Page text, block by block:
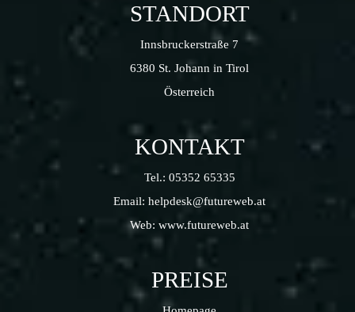
STANDORT
Innsbruckerstraße 7
6380 St. Johann in Tirol
Österreich
KONTAKT
Tel.: 05352 65335
Email: helpdesk@futureweb.at
Web: www.futureweb.at
PREISE